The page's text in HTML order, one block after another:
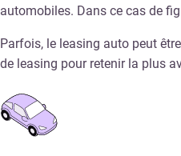
automobiles. Dans ce cas de
Parfois, le leasing auto peut
de leasing pour retenir la plus